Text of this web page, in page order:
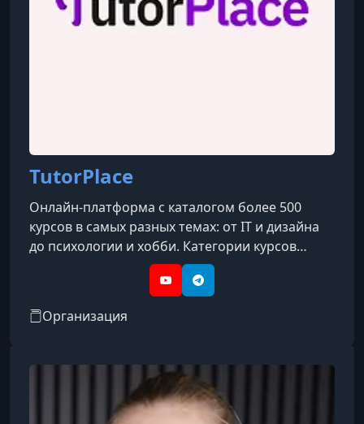
TutorPlace
Онлайн-платформа с каталогом более 500
курсов в самых разных темах: от IT и дизайна
до психологии и хобби. Категории курсов
охватывают такие направления, как IT, бизнес,
дизайн, психология, творчество, блогинг, уход
YouTubeTelegram
Организация